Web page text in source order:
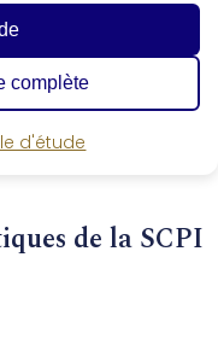
complète
d'étude
de la SCPI